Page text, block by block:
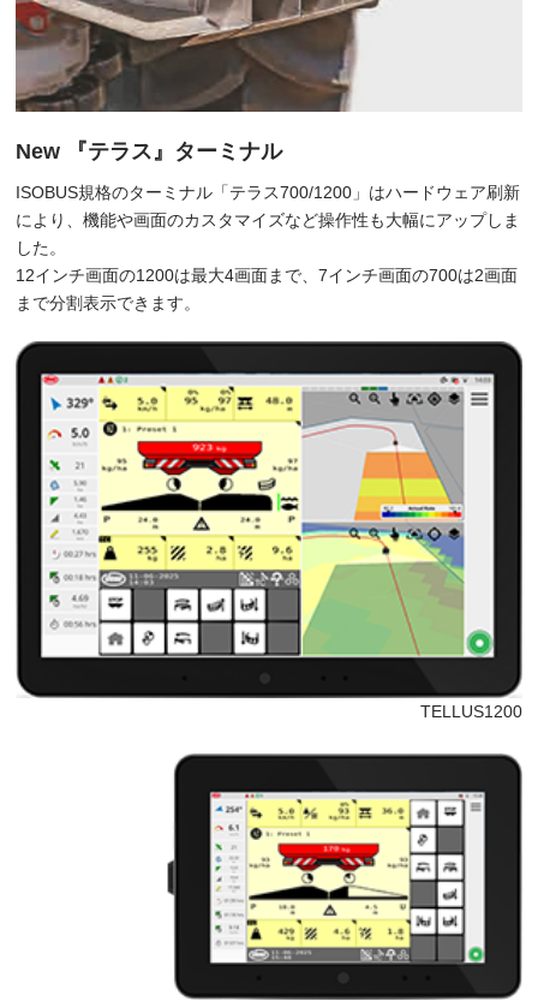
New 『テラス』ターミナル
ISOBUS規格のターミナル「テラス700/1200」はハードウェア刷新
により、機能や画面のカスタマイズなど操作性も大幅にアップしま
した。
12インチ画面の1200は最大4画面まで、7インチ画面の700は2画面
まで分割表示できます。
TELLUS1200